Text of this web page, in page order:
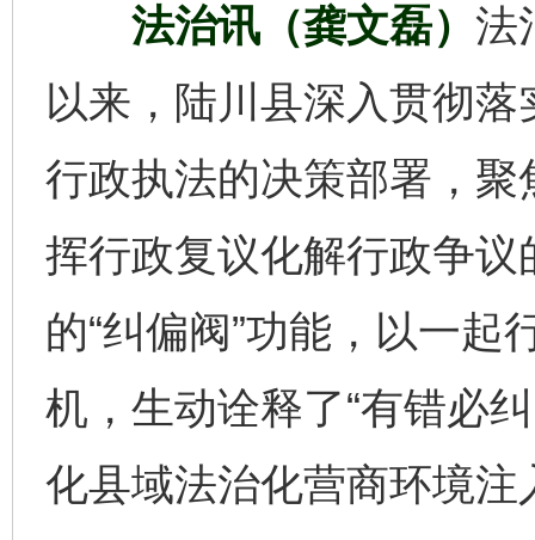
法治讯（龚文磊） 法
以来，陆川县深入贯彻
行政执法的决策部署，聚
挥行政复议化解行政争
的“纠偏阀”功能，以一
机，生动诠释了“有错必
化县域法治化营商环境注